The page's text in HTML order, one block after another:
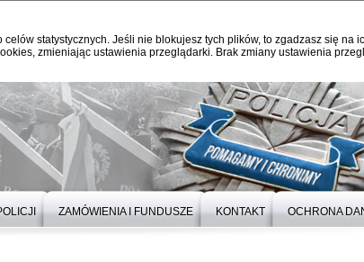
statystycznych. Jeśli nie blokujesz tych plików, to zgadzasz się na
zmieniając ustawienia przeglądarki. Brak zmiany ustawienia
ZAMÓWIENIA I FUNDUSZE KONTAKT OCHRONA